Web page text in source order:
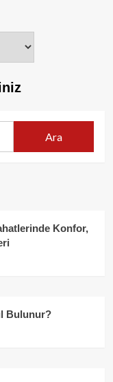
Konfor,
Bulunur?